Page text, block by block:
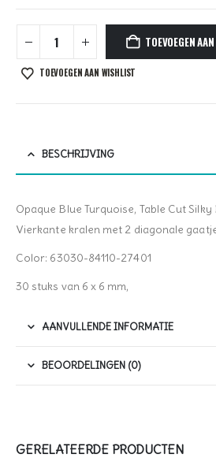
TOEVOEGEN
TOEVOEGEN AAN WISHLIST
BESCHRIJVING
Opaque Blue Turquoise, Table Cut
Vierkante kralen met 2 diagonale
Color: 63030-84110-27401
30 stuks van 6 x 6 mm,
AANVULLENDE INFORMATIE
BEOORDELINGEN (0)
GERELATEERDE PRODUCTEN